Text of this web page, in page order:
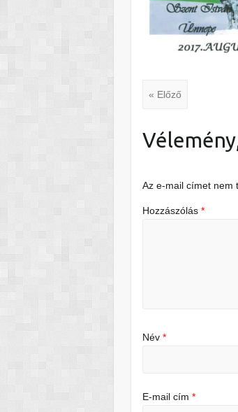
« Előző
Az e-mail címet nem
Hozzászólás*
Név*
E-mail cím*